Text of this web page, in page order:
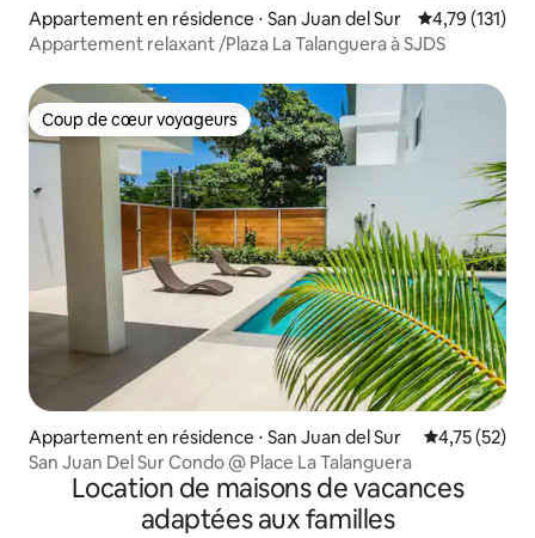
Appartement en résidence ⋅ San Juan del Sur Évaluation
4,79 (131)
Appartement relaxant /Plaza La Talanguera à SJDS
Coup de cœur voyageurs
Coup de cœur voyageurs
Appartement en résidence ⋅ San Juan del Sur Évaluation
4,75 (52)
San Juan Del Sur Condo @ Place La Talanguera
Location de maisons de vacances
adaptées aux familles